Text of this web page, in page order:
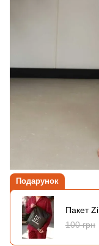
Подарунок
Пакет
100 грн